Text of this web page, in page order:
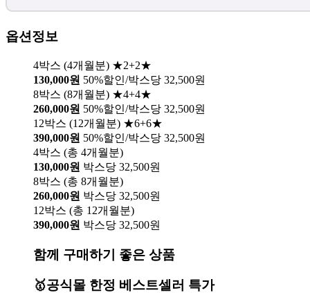
옵션정보
4박스 (4개월분) ★2+2★
130,000원 50%할인/박스당 32,500원
8박스 (8개월분) ★4+4★
260,000원 50%할인/박스당 32,500원
12박스 (12개월분) ★6+6★
390,000원 50%할인/박스당 32,500원
4박스 (총 4개월분)
130,000원 박스당 32,500원
8박스 (총 8개월분)
260,000원 박스당 32,500원
12박스 (총 12개월분)
390,000원 박스당 32,500원
함께 구매하기 좋은 상품
🥇공식몰 한정 베스트셀러 특가